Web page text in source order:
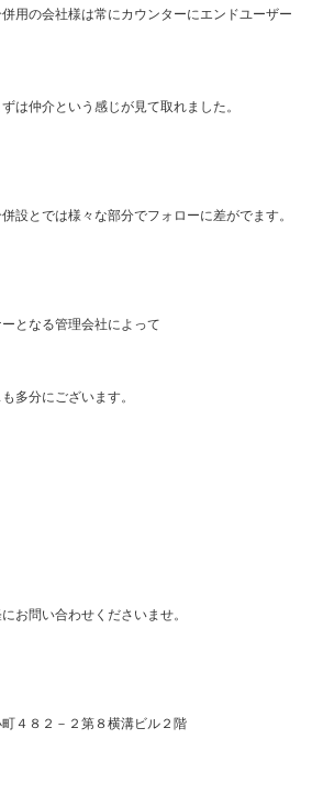
用の会社様は常にカウンターにエンドユーザー
は仲介という感じが見て取れました。
設とでは様々な部分でフォローに差がでます。
となる管理会社によって
多分にございます。
お問い合わせくださいませ。
４８２－２第８横溝ビル２階